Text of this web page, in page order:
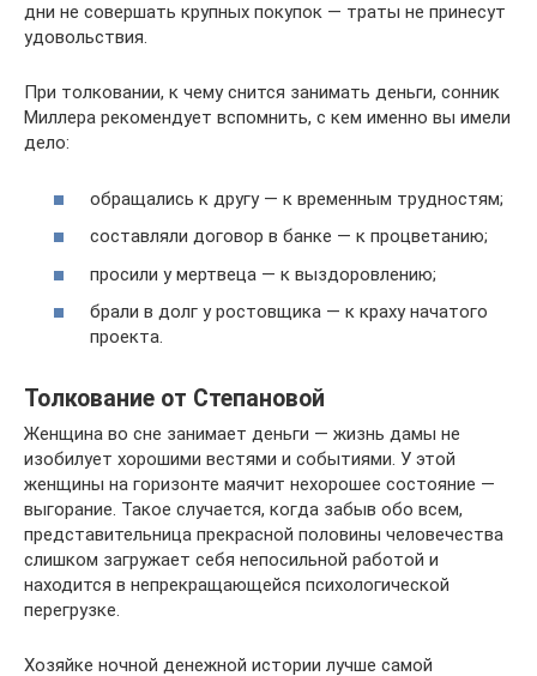
дни не совершать крупных покупок — траты не принесут
удовольствия.
При толковании, к чему снится занимать деньги, сонник
Миллера рекомендует вспомнить, с кем именно вы имели
дело:
обращались к другу — к временным трудностям;
составляли договор в банке — к процветанию;
просили у мертвеца — к выздоровлению;
брали в долг у ростовщика — к краху начатого
проекта.
Толкование от Степановой
Женщина во сне занимает деньги — жизнь дамы не
изобилует хорошими вестями и событиями. У этой
женщины на горизонте маячит нехорошее состояние —
выгорание. Такое случается, когда забыв обо всем,
представительница прекрасной половины человечества
слишком загружает себя непосильной работой и
находится в непрекращающейся психологической
перегрузке.
Хозяйке ночной денежной истории лучше самой